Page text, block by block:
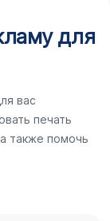
для
вас
печать
также помочь